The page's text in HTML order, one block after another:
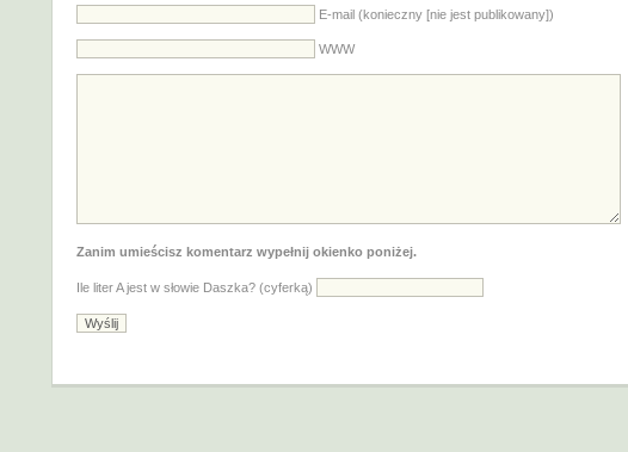
E-mail (konieczny [nie jest publikowany])
WWW
Zanim umieścisz komentarz wypełnij okienko poniżej.
Ile liter A jest w słowie Daszka? (cyferką)